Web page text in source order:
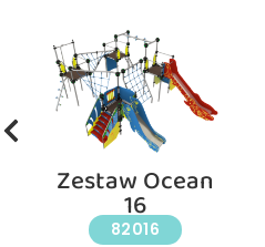
Zestaw Ocean
16
82016